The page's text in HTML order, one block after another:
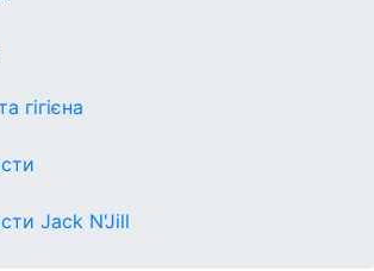
гігієна
Jack N'Jill